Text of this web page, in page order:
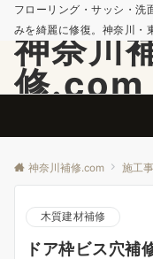
フローリング・サッシ・洗
みを綺麗に修復。神奈川・
神奈川
修.com
神奈川補修.com 施工
木質建材補修
ドア枠ビス穴補